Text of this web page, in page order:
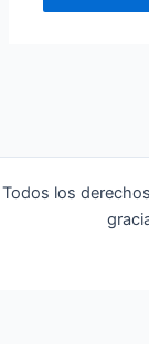
Todos los